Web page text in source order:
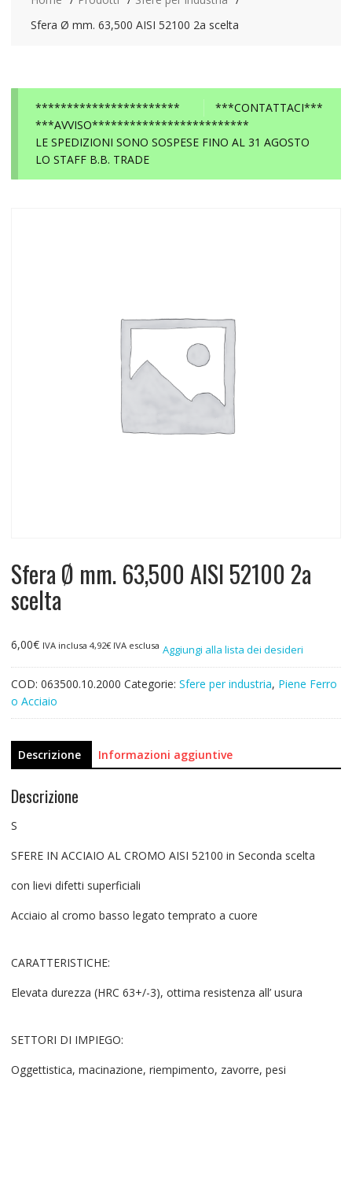
Sfera Ø mm. 63,500 AISI 52100 2a scelta
***CONTATTACI***
***********************
***AVVISO*************************
LE SPEDIZIONI SONO SOSPESE FINO AL 31 AGOSTO
LO STAFF B.B. TRADE
Sfera Ø mm. 63,500 AISI 52100 2a
scelta
6,00€ IVA inclusa 4,92€IVA esclusa Aggiungi alla lista dei desideri
COD: 063500.10.2000 Categorie: Sfere per industria, Piene Ferro
o Acciaio
Descrizione Informazioni aggiuntive
Descrizione
S
SFERE IN ACCIAIO AL CROMO AISI 52100 in Seconda scelta
con lievi difetti superficiali
Acciaio al cromo basso legato temprato a cuore
CARATTERISTICHE:
Elevata durezza (HRC 63+/-3), ottima resistenza all’ usura
SETTORI DI IMPIEGO:
Oggettistica, macinazione, riempimento, zavorre, pesi